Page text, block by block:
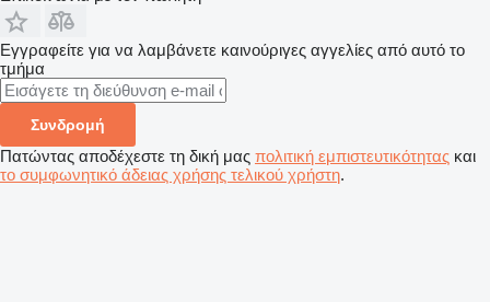
Εγγραφείτε για να λαμβάνετε καινούριγες αγγελίες από αυτό το
τμήμα
Συνδρομή
Πατώντας αποδέχεστε τη δική μας πολιτική εμπιστευτικότητας και
το συμφωνητικό άδειας χρήσης τελικού χρήστη.